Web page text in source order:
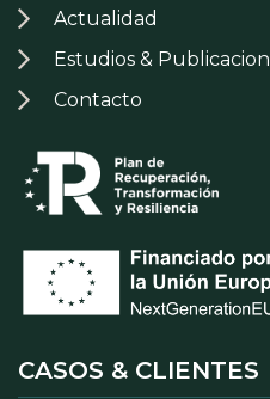
Actualidad
Estudios &
Contacto
CASOS & CLIENTES